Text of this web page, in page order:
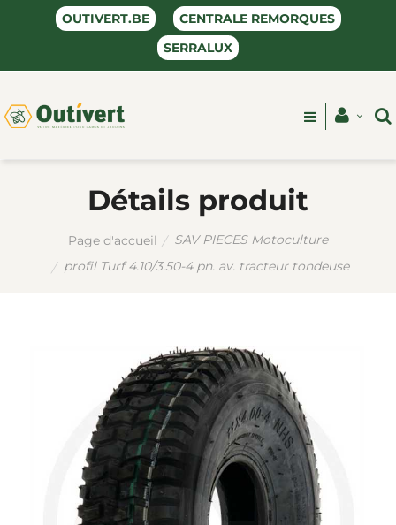
OUTIVERT.BE
CENTRALE REMORQUES
SERRALUX
Détails produit
Page d'accueil
SAV PIECES Motoculture
profil Turf 4.10/3.50-4 pn. av. tracteur tondeuse